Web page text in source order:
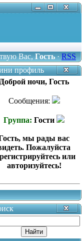
Вас,Гость·RSS
профиль
Доброй ночи, Гость
Сообщения:
Группа: Гости
мы рады вас
Пожалуйста
или
авторизуйтесь!